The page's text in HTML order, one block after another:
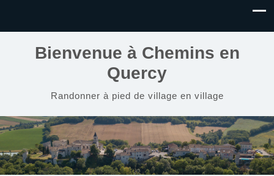
Bienvenue à Chemins en
Quercy
Randonner à pied de village en village